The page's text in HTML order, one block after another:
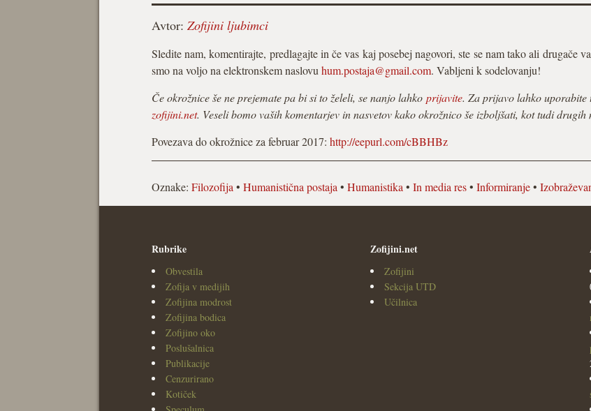
Avtor: Zofijini ljubimci
Sledite nam, komentirajte, predlagajte in če vas kaj posebej nagovori, ste se nam tako ali drugače
smo na voljo na elektronskem naslovu hum.postaja@gmail.com. Vabljeni k sodelovanju!
Če okrožnice še ne prejemate pa bi si to želeli, se nanjo lahko prijavite. Za prijavo lahko uporabite
zofijini.net. Veseli bomo vaših komentarjev in nasvetov kako okrožnico še izboljšati, kot tudi drugih
Povezava do okrožnice za februar 2017: http://eepurl.com/cBBHBz
Oznake: Filozofija • Humanistična postaja • Humanistika • In media res• Informiranje•
Rubrike
Obvestila
Zofija v medijih
Zofijina modrost
Zofijina bodica
Zofijino oko
Poslušalnica
Publikacije
Cenzurirano
Kotiček
Zofijini.net
Zofijini
Sekcija UTD
Učilnica